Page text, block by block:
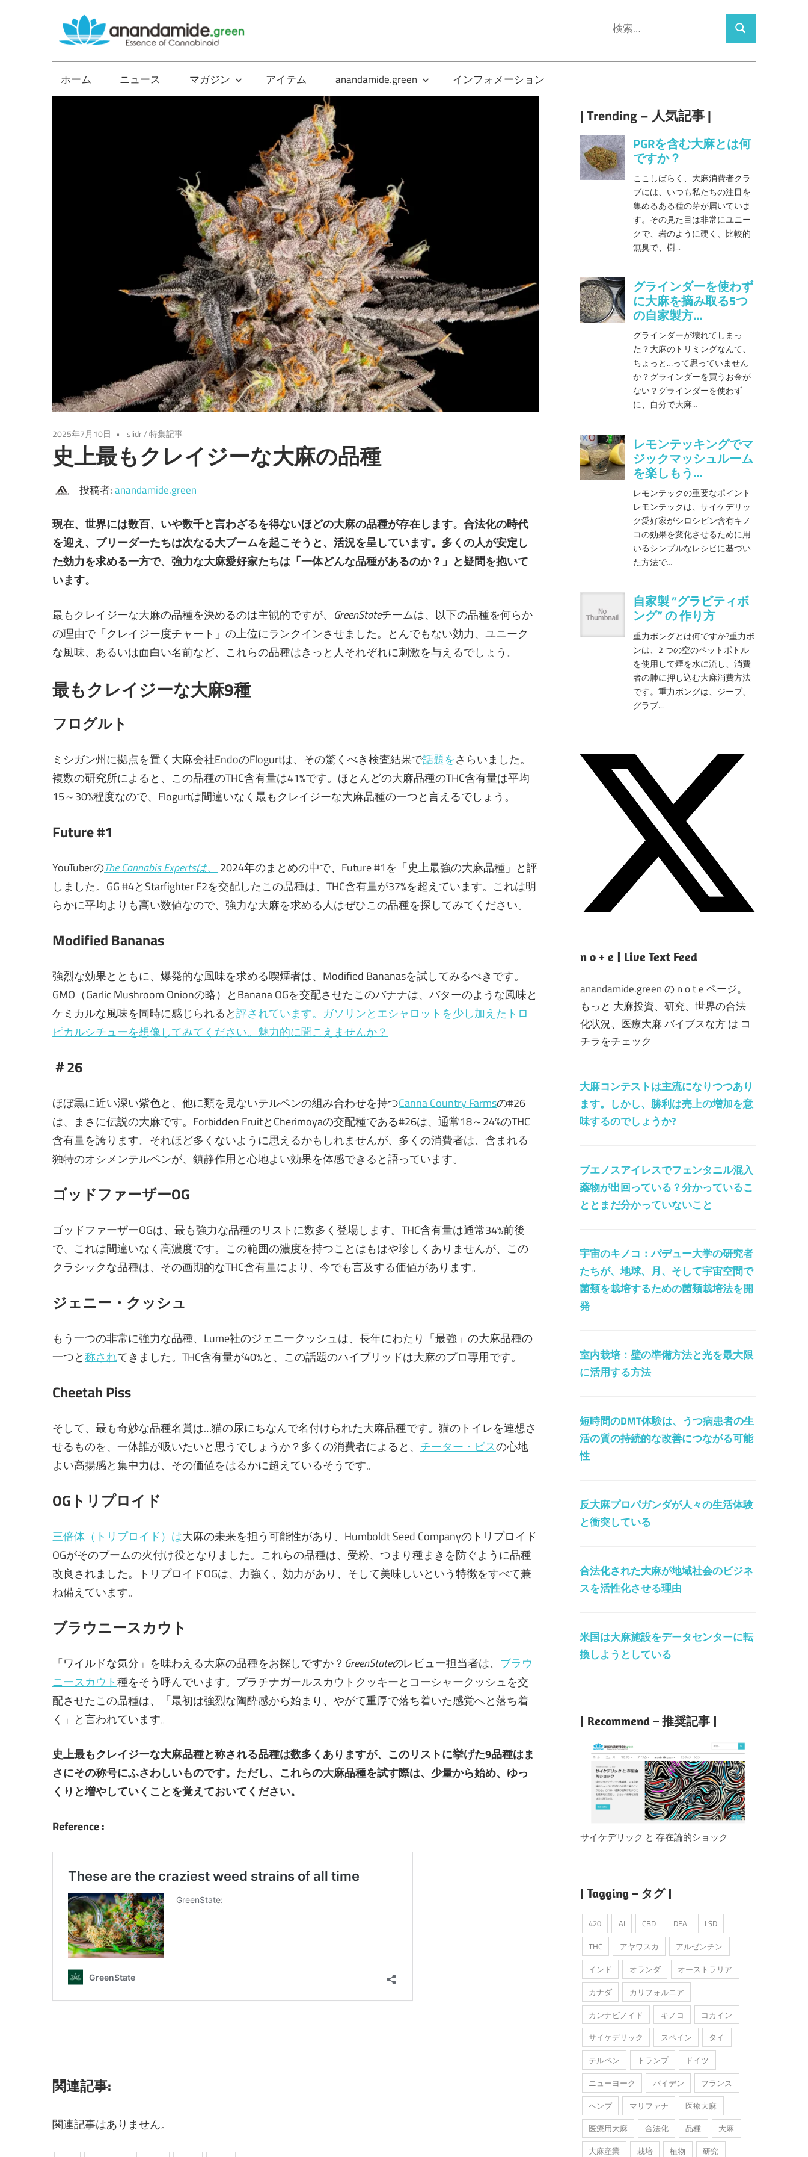
テ
ン
ツ
へ
索:
検
ホーム
ニュース マガジン アイテム anandamide.green インフォメーション
2025年7月10日 slidr/特集記事
史上最もクレイジーな大麻の品種
投稿者:anandamide.green
現在、世界には数百、いや数千と言わざるを得ないほどの大麻の品種が存在します。合法化の時代
を迎え、ブリーダーたちは次なる大ブームを起こそうと、活況を呈しています。多くの人が安定し
た効力を求める一方で、強力な大麻愛好家たちは「一体どんな品種があるのか​​？」と疑問を抱いて
います。
最もクレイジーな大麻の品種を決めるのは主観的ですが、 GreenStateチームは、以下の品種を何らか
の理由で「クレイジー度チャート」の上位にランクインさせました。とんでもない効力、ユニーク
な風味、あるいは面白い名前など、これらの品種はきっと人それぞれに刺激を与えるでしょう。
最もクレイジーな大麻9種
フログルト
ミシガン州に拠点を置く大麻会社EndoのFlogurtは、その驚くべき検査結果で話題をさらいました。
複数の研究所によると、この品種のTHC含有量は41%です。ほとんどの大麻品種のTHC含有量は平均
15～30%程度なので、Flogurtは間違いなく最もクレイジーな大麻品種の一つと言えるでしょう。
Future #1
YouTuberのThe Cannabis Expertsは、
2024年のまとめの中で、Future #1を「史上最強の大麻品種」と評
しました。GG #4とStarfighter F2を交配したこの品種は、THC含有量が37%を超えています。これは明
らかに平均よりも高い数値なので、強力な大麻を求める人はぜひこの品種を探してみてください。
Modified Bananas
強烈な効果とともに、爆発的な風味を求める喫煙者は、Modified Bananasを試してみるべきです。
GMO（Garlic Mushroom Onionの略）とBanana OGを交配させたこのバナナは、バターのような風味と
ケミカルな風味を同時に感じられると評されています。ガソリンとエシャロットを少し加えたトロ
ピカルシチューを想像してみてください。魅力的に聞こえませんか？
＃26
ほぼ黒に近い深い紫色と、他に類を見ないテルペンの組み合わせを持つCanna Country Farmsの#26
は、まさに伝説の大麻です。Forbidden FruitとCherimoyaの交配種である#26は、通常18～24%のTHC
含有量を誇ります。それほど多くないように思えるかもしれませんが、多くの消費者は、含まれる
独特のオシメンテルペンが、鎮静作用と心地よい効果を体感できると語っています。
ゴッドファーザーOG
ゴッドファーザーOGは、最も強力な品種のリストに数多く登場します。THC含有量は通常34%前後
で、これは間違いなく高濃度です。この範囲の濃度を持つことはもはや珍しくありませんが、この
クラシックな品種は、その画期的なTHC含有量により、今でも言及する価値があります。
ジェニー・クッシュ
もう一つの非常に強力な品種、Lume社のジェニークッシュは、長年にわたり「最強」の大麻品種の
一つと称されてきました。THC含有量が40%と、この話題のハイブリッドは大麻のプロ専用です。
Cheetah Piss
そして、最も奇妙な品種名賞は…猫の尿にちなんで名付けられた大麻品種です。猫のトイレを連想さ
せるものを、一体誰が吸いたいと思うでしょうか？多くの消費者によると、 チーター・ピスの心地
よい高揚感と集中力は、その価値をはるかに超えているそうです。
OGトリプロイド
三倍体（トリプロイド）は大麻の未来を担う可能性があり、Humboldt Seed Companyのトリプロイド
OGがそのブームの火付け役となりました。これらの品種は、受粉、つまり種まきを防ぐように品種
改良されました。トリプロイドOGは、力強く、効力があり、そして美味しいという特徴をすべて兼
ね備えています。
ブラウニースカウト
「ワイルドな気分」を味わえる大麻の品種をお探しですか？ GreenStateのレビュー担当者は、 ブラウ
ニースカウト種をそう呼んでいます。プラチナガールスカウトクッキーとコーシャークッシュを交
配させたこの品種は、「最初は強烈な陶酔感から始まり、やがて重厚で落ち着いた感覚へと落ち着
く」と言われています。
史上最もクレイジーな大麻品種と称される品種は数多くありますが、このリストに挙げた9品種はま
さにその称号にふさわしいものです。ただし、これらの大麻品種を試す際は、少量から始め、ゆっ
くりと増やしていくことを覚えておいてください。
Reference :
関連記事:
関連記事はありません。
| Trending – 人気記事 |
n o + e | Live Text Feed
anandamide.green の n o t e ページ。
もっと 大麻投資、研究、世界の合法
化状況、医療大麻 バイブスな方 は コ
チラをチェック
大麻コンテストは主流になりつつあり
ます。しかし、勝利は売上の増加を意
味するのでしょうか?
ブエノスアイレスでフェンタニル混入
薬物が出回っている？分かっているこ
ととまだ分かっていないこと
宇宙のキノコ：パデュー大学の研究者
たちが、地球、月、そして宇宙空間で
菌類を栽培するための菌類栽培法を開
発
室内栽培：壁の準備方法と光を最大限
に活用する方法
短時間のDMT体験は、うつ病患者の生
活の質の持続的な改善につながる可能
性
反大麻プロパガンダが人々の生活体験
と衝突している
合法化された大麻が地域社会のビジネ
スを活性化させる理由
米国は大麻施設をデータセンターに転
換しようとしている
| Recommend – 推奨記事 |
サイケデリック と 存在論的ショック
| Tagging – タグ |
420 AI CBD DEA
LSD
THC
アヤワスカ
アルゼンチン
インド
オランダ
オーストラリア
カナダ
カリフォルニア
カンナビノイド
キノコ
コカイン
サイケデリック
スペイン
タイ
テルペン
トランプ
ドイツ
ニューヨーク
バイデン
フランス
ヘンプ
マリファナ
医療大麻
医療用大麻
合法化 品種
大麻
大麻産業
栽培 植物 研究